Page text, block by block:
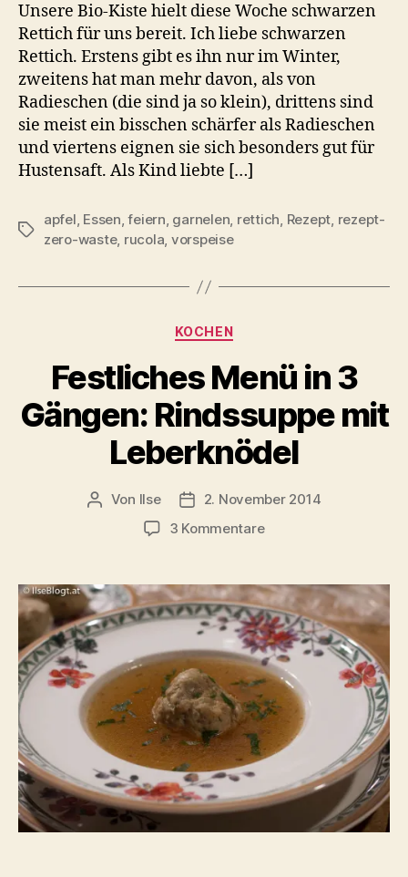
Unsere Bio-Kiste hielt diese Woche schwarzen
Rettich für uns bereit. Ich liebe schwarzen
Rettich. Erstens gibt es ihn nur im Winter,
zweitens hat man mehr davon, als von
Radieschen (die sind ja so klein), drittens sind
sie meist ein bisschen schärfer als Radieschen
und viertens eignen sie sich besonders gut für
Hustensaft. Als Kind liebte […]
Schlagwörter
apfel, Essen,feiern, garnelen, rettich, Rezept, rezept-
zero-waste, rucola, vorspeise
Kategorien
KOCHEN
Festliches Menü in 3
Gängen: Rindssuppe mit
Leberknödel
Beitragsautor
Von Ilse Beitragsdatum
2. November 2014
3 Kommentarezu
in
3
Gängen:
Rindssuppe
mit
Leberknödel